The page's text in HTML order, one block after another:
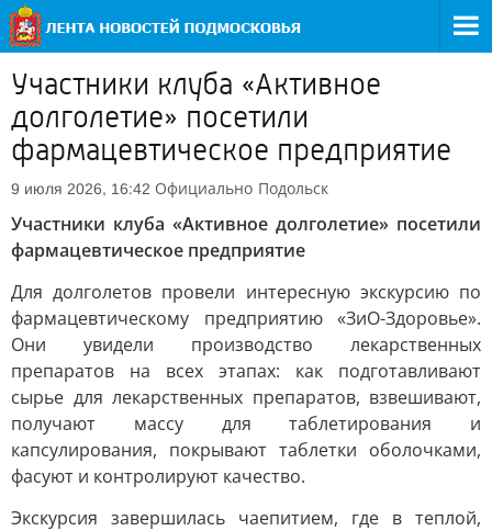
Участники клуба «Активное
долголетие» посетили
фармацевтическое предприятие
9 июля 2026, 16:42 Официально Подольск
Участники клуба «Активное долголетие» посетили
фармацевтическое предприятие
Для долголетов провели интересную экскурсию по
фармацевтическому предприятию «ЗиО-Здоровье».
Они увидели производство лекарственных
препаратов на всех этапах: как подготавливают
сырье для лекарственных препаратов, взвешивают,
получают массу для таблетирования и
капсулирования, покрывают таблетки оболочками,
фасуют и контролируют качество.
Экскурсия завершилась чаепитием, где в теплой,